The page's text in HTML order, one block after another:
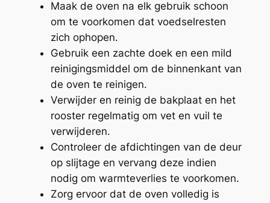
Maak de oven na elk gebruik schoon
om te voorkomen dat voedselresten
zich ophopen.
Gebruik een zachte doek en een mild
reinigingsmiddel om de binnenkant van
de oven te reinigen.
Verwijder en reinig de bakplaat en het
rooster regelmatig om vet en vuil te
verwijderen.
Controleer de afdichtingen van de deur
op slijtage en vervang deze indien
nodig om warmteverlies te voorkomen.
Zorg ervoor dat de oven volledig is